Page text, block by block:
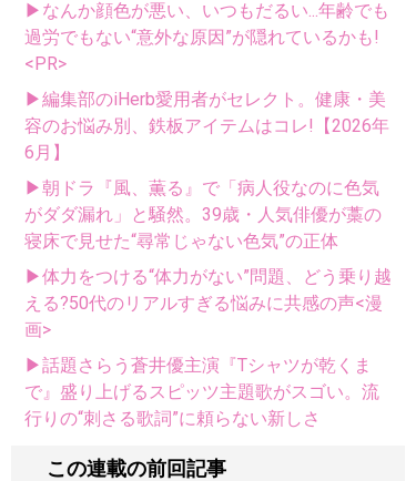
▶なんか顔色が悪い、いつもだるい...年齢でも
過労でもない“意外な原因”が隠れているかも!
<PR>
▶編集部のiHerb愛用者がセレクト。健康・美
容のお悩み別、鉄板アイテムはコレ!【2026年
6月】
▶朝ドラ『風、薫る』で「病人役なのに色気
がダダ漏れ」と騒然。39歳・人気俳優が藁の
寝床で見せた“尋常じゃない色気”の正体
▶体力をつける“体力がない”問題、どう乗り越
える?50代のリアルすぎる悩みに共感の声<漫
画>
▶話題さらう蒼井優主演『Tシャツが乾くま
で』盛り上げるスピッツ主題歌がスゴい。流
行りの“刺さる歌詞”に頼らない新しさ
この連載の前回記事